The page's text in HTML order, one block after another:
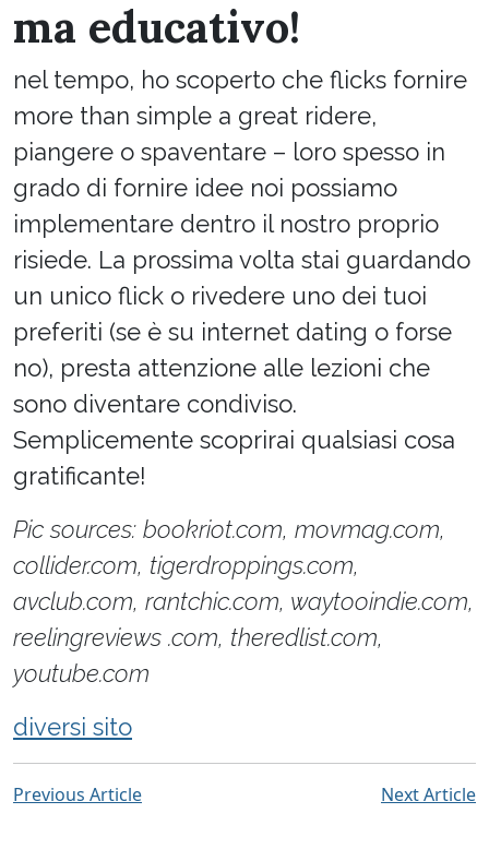
ma educativo!
nel tempo, ho scoperto che flicks fornire
more than simple a great ridere,
piangere o spaventare – loro spesso in
grado di fornire idee noi possiamo
implementare dentro il nostro proprio
risiede. La prossima volta stai guardando
un unico flick o rivedere uno dei tuoi
preferiti (se è su internet dating o forse
no), presta attenzione alle lezioni che
sono diventare condiviso.
Semplicemente scoprirai qualsiasi cosa
gratificante!
Pic sources: bookriot.com, movmag.com,
collider.com, tigerdroppings.com,
avclub.com, rantchic.com, waytooindie.com,
reelingreviews .com, theredlist.com,
youtube.com
diversi sito
Previous Article Next Article